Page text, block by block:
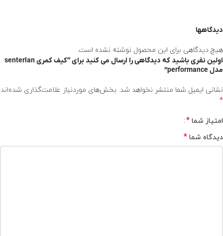
دیدگاهها
هیچ دیدگاهی برای این محصول نوشته نشده است.
اولین نفری باشید که دیدگاهی را ارسال می کنید برای “کیف کمری senterlan
مدل performance”
نشانی ایمیل شما منتشر نخواهد شد. بخش‌های موردنیاز علامت‌گذاری شده‌اند
*
امتیاز شما *
دیدگاه شما *